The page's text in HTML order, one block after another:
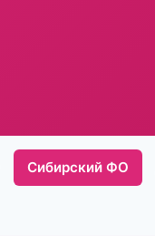
Сибирский ФО